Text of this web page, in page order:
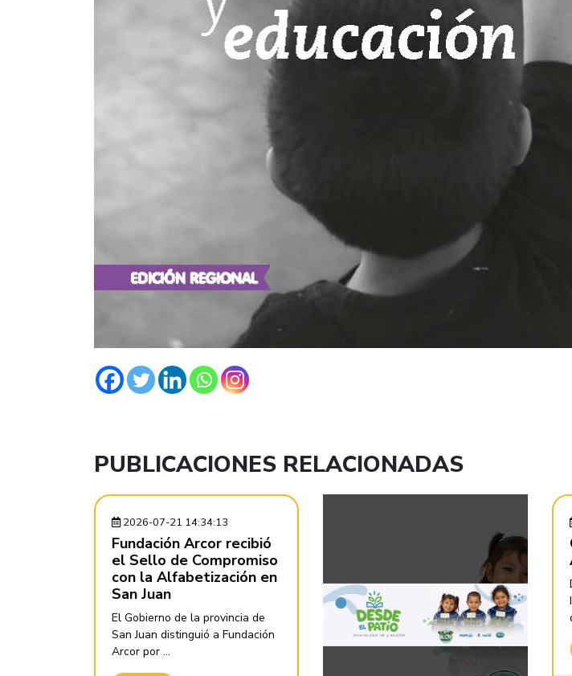
PUBLICACIONES RELACIONADAS
2026-07-21 14:34:13
Fundación Arcor recibió
el Sello de Compromiso
con la Alfabetización en
San Juan
El Gobierno de la provincia de
San Juan distinguió a Fundación
Arcor por ...